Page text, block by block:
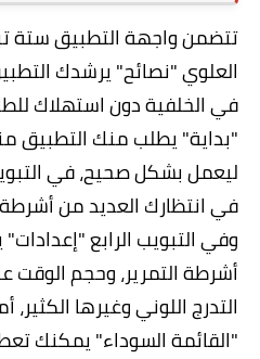
تتضمن واجهة التطبيق ستة
العلوي "نصائح" يرشدك
في الخلفية دون استهلاك
"بداية" يطلب منك التطبيق
ليعمل بشكل صحيح، في
في انتظارك العديد من أشرطة
وفي التبويب الرابع
أشرطة التمرير، وحجم الوقت
التدرج اللوني وغيرها
"القائمة السوداء" يمكنك